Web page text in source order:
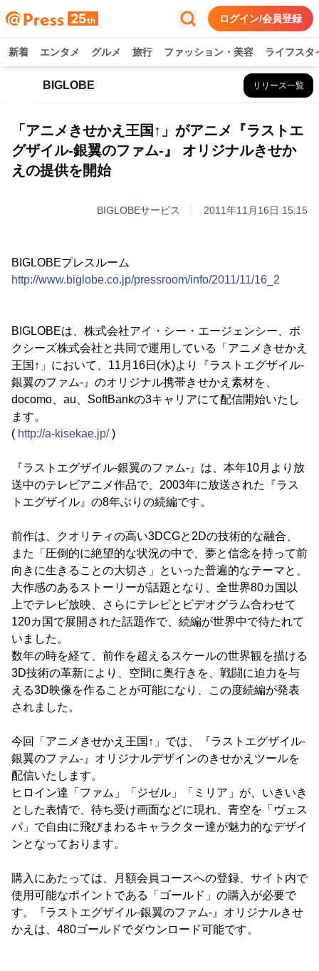
ログイン/会員登録
新着 エンタメ グルメ 旅行 ファッション・美容 ライフスタ
BIGLOBE リリース一覧
「アニメきせかえ王国↑」がアニメ『ラストエ
グザイル‐銀翼のファム‐』 オリジナルきせか
えの提供を開始
BIGLOBEサービス 2011年11月16日 15:15
BIGLOBEプレスルーム
http://www.biglobe.co.jp/pressroom/info/2011/11/16_2
BIGLOBEは、株式会社アイ・シー・エージェンシー、ボ
クシーズ株式会社と共同で運用している「アニメきせかえ
王国↑」において、11月16日(水)より『ラストエグザイル‐
銀翼のファム‐』のオリジナル携帯きせかえ素材を、
docomo、au、SoftBankの3キャリアにて配信開始いたし
ます。
( http://a-kisekae.jp/)
『ラストエグザイル‐銀翼のファム‐』は、本年10月より放
送中のテレビアニメ作品で、2003年に放送された『ラス
トエグザイル』の8年ぶりの続編です。
前作は、クオリティの高い3DCGと2Dの技術的な融合、
また「圧倒的に絶望的な状況の中で、夢と信念を持って前
向きに生きることの大切さ」といった普遍的なテーマと、
大作感のあるストーリーが話題となり、全世界80カ国以
上でテレビ放映、さらにテレビとビデオグラム合わせて
120カ国で展開された話題作で、続編が世界中で待たれて
いました。
数年の時を経て、前作を超えるスケールの世界観を描ける
3D技術の革新により、空間に奥行きを、戦闘に迫力を与
える3D映像を作ることが可能になり、この度続編が発表
されました。
今回「アニメきせかえ王国↑」では、『ラストエグザイル‐
銀翼のファム‐』オリジナルデザインのきせかえツールを
配信いたします。
ヒロイン達「ファム」「ジゼル」「ミリア」が、いきいき
とした表情で、待ち受け画面などに現れ、青空を「ヴェス
パ」で自由に飛びまわるキャラクター達が魅力的なデザイ
ンとなっております。
購入にあたっては、月額会員コースへの登録、サイト内で
使用可能なポイントである「ゴールド」の購入が必要で
す。『ラストエグザイル‐銀翼のファム‐』オリジナルきせ
かえは、480ゴールドでダウンロード可能です。